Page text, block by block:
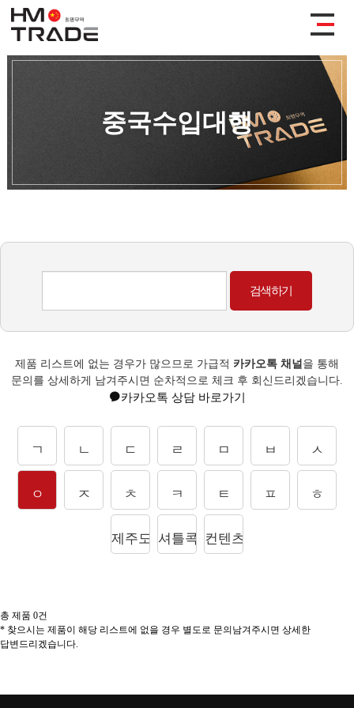
중국수입대행
제품 리스트에 없는 경우가 많으므로 가급적 카카오톡 채널 을 통해
문의를 상세하게 남겨주시면 순차적으로 체크 후 회신드리겠습니다.
카카오톡 상담 바로가기
ㄱ ㄴ ㄷ ㄹ ㅁ ㅂ ㅅ
ㅇ ㅈ ㅊ ㅋ ㅌ ㅍ ㅎ
제주도상품셔틀콕 컨텐츠
총 제품 0건
* 찾으시는 제품이 해당 리스트에 없을 경우 별도로 문의남겨주시면 상세한
답변드리겠습니다.